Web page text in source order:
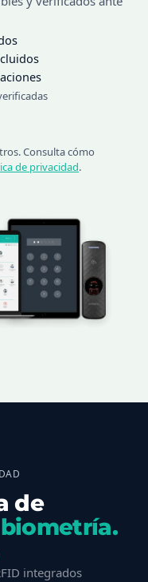
Consulta cómo
de privacidad.
de
integrados